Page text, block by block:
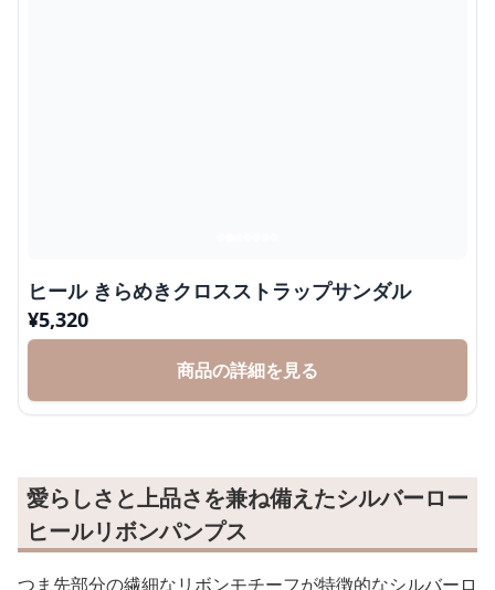
ヒール きらめきクロスストラップサンダル
¥5,320
商品の詳細を見る
愛らしさと上品さを兼ね備えたシルバーロー
ヒールリボンパンプス
つま先部分の繊細なリボンモチーフが特徴的なシルバーロ